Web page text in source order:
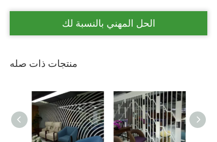
الحل المهني بالنسبة لك
منتجات ذات صله